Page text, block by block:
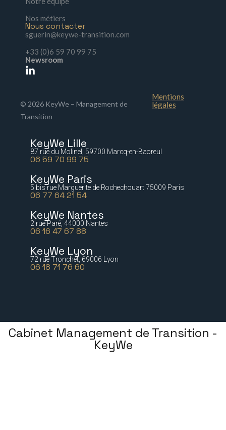
Nos métiers
Nous contacter
sguerin@keywe-transition.com
+33 (0)6 59 70 99 75
Newsroom
© 2026 KeyWe – Management de
Transition
Mentions
légales
KeyWe Lille
87 rue du Molinel, 59700 Marcq-en-Baoreul
06 59 70 99 75
KeyWe Paris
5 bis rue Marguerite de Rochechouart 75009 Paris
06 77 64 21 54
KeyWe Nantes
2 rue Paré, 44000 Nantes
06 16 47 67 88
KeyWe Lyon
72 rue Tronchet, 69006 Lyon
06 18 71 76 60
Cabinet Management de Transition -
KeyWe